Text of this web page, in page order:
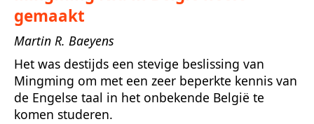
gemaakt
Martin R. Baeyens
Het was destijds een stevige beslissing van
Mingming om met een zeer beperkte kennis van
de Engelse taal in het onbekende België te
komen studeren.